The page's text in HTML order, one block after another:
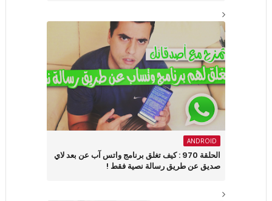
ANDROID
الحلقة 970 : كيف تغلق برنامج واتس آب عن بعد لاي
صديق عن طريق رسالة نصية فقط !